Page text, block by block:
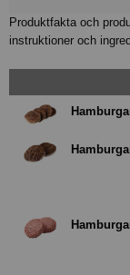
Produktfakta och
instruktioner och